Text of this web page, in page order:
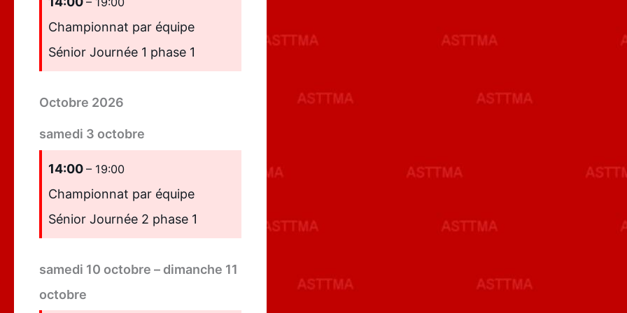
Championnat par équipe
Sénior Journée 1 phase 1
Octobre 2026
samedi 3 octobre
14:00 – 19:00
Championnat par équipe
Sénior Journée 2 phase 1
samedi 10 octobre – dimanche 11
octobre